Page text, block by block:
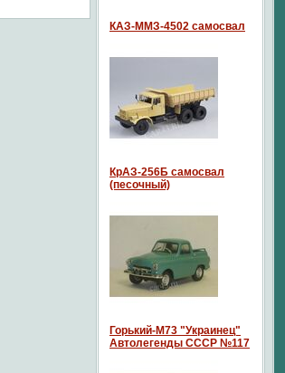
КАЗ-ММЗ-4502 самосвал
КрАЗ-256Б самосвал
(песочный)
Горький-М73 "Украинец"
Автолегенды СССР №117